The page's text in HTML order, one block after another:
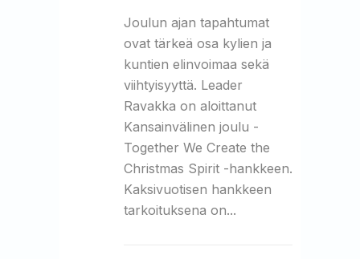
Joulun ajan tapahtumat
ovat tärkeä osa kylien ja
kuntien elinvoimaa sekä
viihtyisyyttä. Leader
Ravakka on aloittanut
Kansainvälinen joulu -
Together We Create the
Christmas Spirit -hankkeen.
Kaksivuotisen hankkeen
tarkoituksena on...